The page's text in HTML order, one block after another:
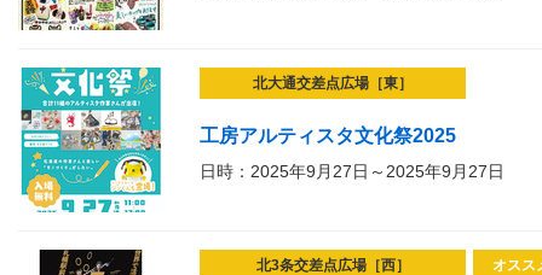
北大通交差点広場［東］
工房アルティスタ文化祭2025
日時：2025年9月27日～2025年9月27日
北3条交差点広場［西］ オスス